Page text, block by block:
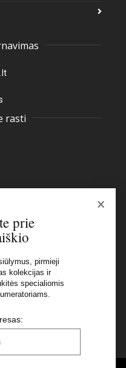
rasti
Politikos
×
prie
pirmieji
kolekcijas ir
specialiomis